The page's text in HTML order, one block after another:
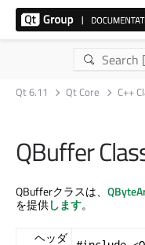
Qt 6.11 Qt Core C++
QBuffer
QBufferクラスは、
を提供します。
ヘッダ